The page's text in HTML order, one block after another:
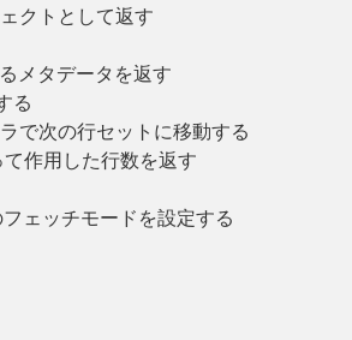
クトとして返す
メタデータを返す
る
で次の行セットに移動する
作用した行数を返す
ェッチモードを設定する